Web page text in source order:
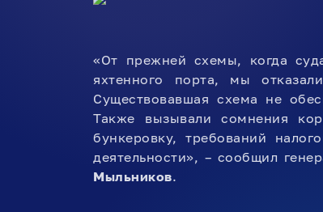
«От прежней схемы, когда
яхтенного порта, мы
Существовавшая схема не
Также вызывали сомнения
бункеровку, требований
деятельности», – сообщил
Мыльников.